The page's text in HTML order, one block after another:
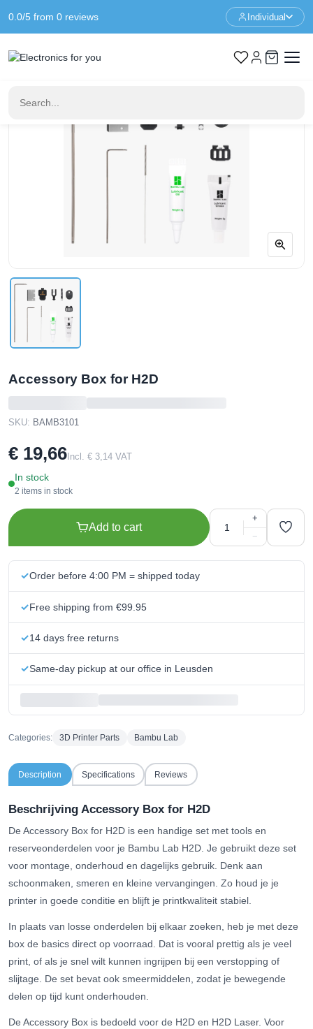
0.0/5 from 0 reviews Individual
Home 3D Printer Parts Accessory Box for H2D
Accessory Box for H2D
SKU: BAMB3101
€ 19,66 Incl. € 3,14 VAT
In stock
2 items in stock
Add to cart
+
−
Order before 4:00 PM = shipped today
Free shipping from €99.95
14 days free returns
Same-day pickup at our office in Leusden
Categories: 3D Printer Parts Bambu Lab
Description Specifications Reviews
Beschrijving Accessory Box for H2D
De Accessory Box for H2D is een handige set met tools en
reserveonderdelen voor je Bambu Lab H2D. Je gebruikt deze set
voor montage, onderhoud en dagelijks gebruik. Denk aan
schoonmaken, smeren en kleine vervangingen. Zo houd je je
printer in goede conditie en blijft je printkwaliteit stabiel.
In plaats van losse onderdelen bij elkaar zoeken, heb je met deze
box de basics direct op voorraad. Dat is vooral prettig als je veel
print, of als je snel wilt kunnen ingrijpen bij een verstopping of
slijtage. De set bevat ook smeermiddelen, zodat je bewegende
delen op tijd kunt onderhouden.
De Accessory Box is bedoeld voor de H2D en H2D Laser. Voor